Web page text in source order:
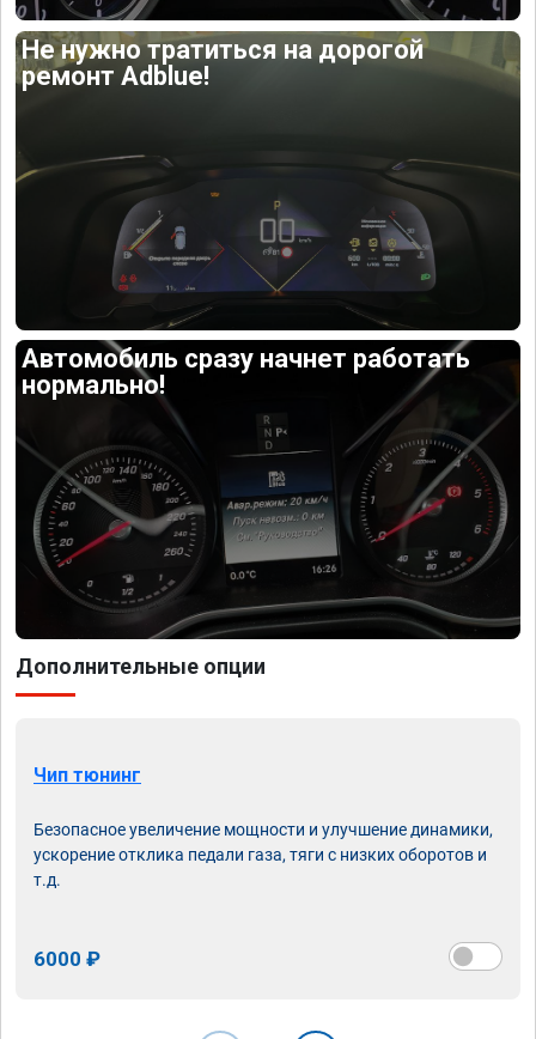
Не нужно тратиться на дорогой
ремонт Adblue!
Автомобиль сразу начнет работать
нормально!
Дополнительные опции
Чип тюнинг
Безопасное увеличение мощности и улучшение динамики,
ускорение отклика педали газа, тяги с низких оборотов и
т.д.
6000 ₽